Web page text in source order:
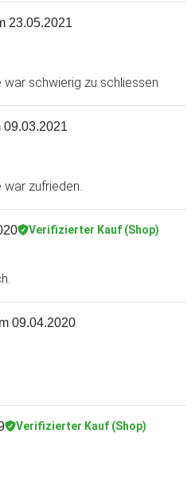
23.05.2021
schwierig zu schliessen
09.03.2021
zufrieden.
Verifizierter Kauf (Shop)
09.04.2020
Verifizierter Kauf (Shop)